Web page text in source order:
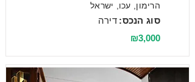
הרימון, עכו, ישראל
דירה סוג הנכס:
₪3,000